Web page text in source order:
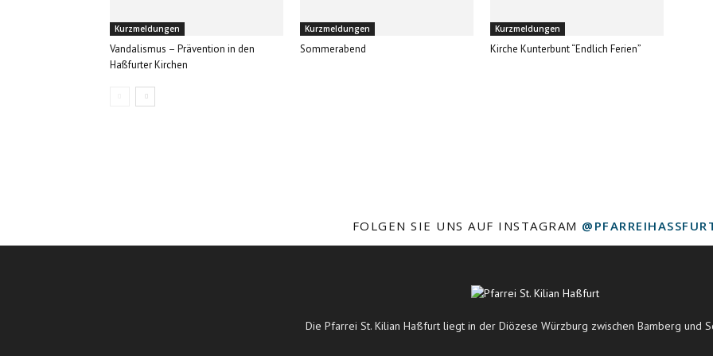
Kurzmeldungen
Vandalismus – Prävention in den
Haßfurter Kirchen
Kurzmeldungen
Sommerabend
Kurzmeldungen
Kirche Kunterbunt “Endlich Ferien”
FOLGEN SIE UNS AUF INSTAGRAM
Die Pfarrei St. Kilian Haßfurt liegt in der Diözese Würzburg zwischen Bamberg und